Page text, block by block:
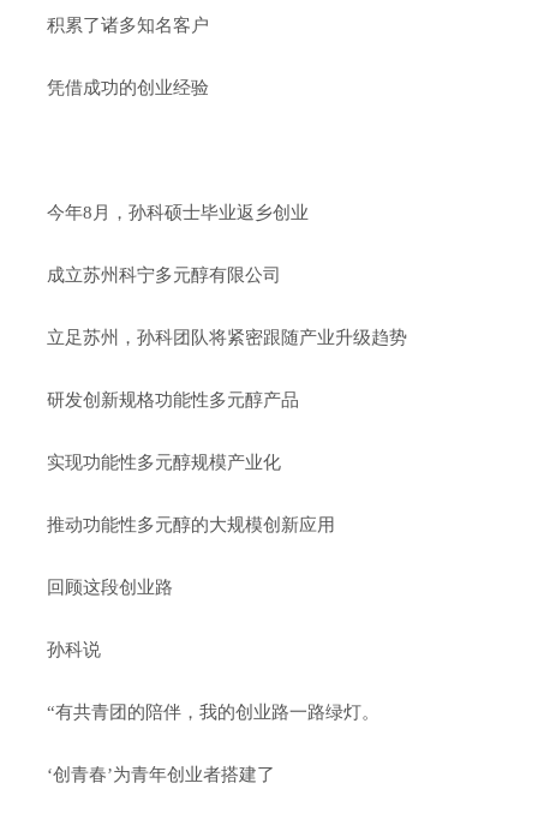
积累了诸多知名客户
凭借成功的创业经验
今年8月，孙科硕士毕业返乡创业
成立苏州科宁多元醇有限公司
立足苏州，孙科团队将紧密跟随产业升级趋势
研发创新规格功能性多元醇产品
实现功能性多元醇规模产业化
推动功能性多元醇的大规模创新应用
回顾这段创业路
孙科说
“有共青团的陪伴，我的创业路一路绿灯。
‘创青春’为青年创业者搭建了